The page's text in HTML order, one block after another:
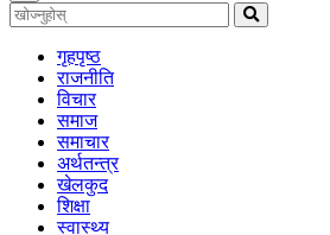
गृहपृष्‍ठ
राजनीति
विचार
समाज
समाचार
अर्थतन्त्र
खेलकुद
शिक्षा
स्वास्थ्य